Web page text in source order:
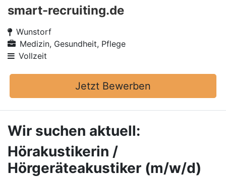
smart-recruiting.de
Wunstorf
Medizin, Gesundheit, Pflege
Vollzeit
Jetzt Bewerben
Wir suchen aktuell:
Hörakustikerin /
Hörgeräteakustiker (m/w/d)